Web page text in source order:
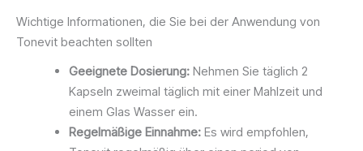
Wichtige Informationen, die Sie bei der Anwendung von
Tonevit beachten sollten
Geeignete Dosierung: Nehmen Sie täglich 2
Kapseln zweimal täglich mit einer Mahlzeit und
einem Glas Wasser ein.
Regelmäßige Einnahme: Es wird empfohlen,